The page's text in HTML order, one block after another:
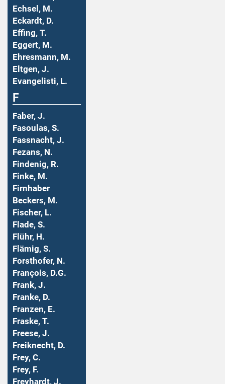
Echsel, M.
Eckardt, D.
Effing, T.
Eggert, M.
Ehresmann, M.
Eltgen, J.
Evangelisti, L.
F
Faber, J.
Fasoulas, S.
Fassnacht, J.
Fezans, N.
Findenig, R.
Finke, M.
Firnhaber
Beckers, M.
Fischer, L.
Flade, S.
Flühr, H.
Flämig, S.
Forsthofer, N.
François, D.G.
Frank, J.
Franke, D.
Franzen, E.
Fraske, T.
Freese, J.
Freiknecht, D.
Frey, C.
Frey, F.
Freyhardt, J.